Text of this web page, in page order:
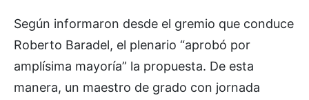
Según informaron desde el gremio que conduce
Roberto Baradel, el plenario “aprobó por
amplísima mayoría” la propuesta. De esta
manera, un maestro de grado con jornada